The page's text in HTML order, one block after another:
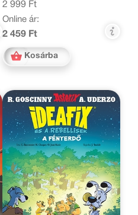
2 999 Ft
Online ár:
2 459 Ft
Kosárba